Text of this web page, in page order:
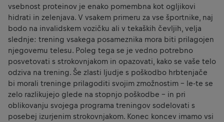
vsebnost proteinov je enako pomembna kot ogljikovi
hidrati in zelenjava. V vsakem primeru za vse športnike, naj
bodo na invalidskem vozičku ali v tekaških čevljih, velja
slednje: trening vsakega posameznika mora biti prilagojen
njegovemu telesu. Poleg tega se je vedno potrebno
posvetovati s strokovnjakom in opazovati, kako se vaše telo
odziva na trening. Še zlasti ljudje s poškodbo hrbtenjače
bi morali treninge prilagoditi svojim zmožnostim – le-te se
zelo razlikujejo glede na stopnjo poškodbe – in pri
oblikovanju svojega programa treningov sodelovati s
posebej izurjenim strokovnjakom. Konec koncev imamo vsi